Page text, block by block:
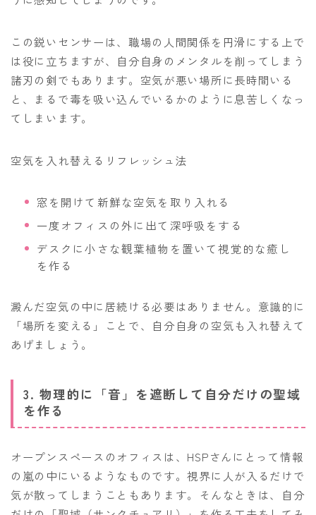
この鋭いセンサーは、職場の人間関係を円滑にする上で
は役に立ちますが、自分自身のメンタルを削ってしまう
諸刃の剣でもあります。空気が悪い場所に長時間いる
と、まるで毒を吸い込んでいるかのように息苦しくなっ
てしまいます。
空気を入れ替えるリフレッシュ法
窓を開けて新鮮な空気を取り入れる
一度オフィスの外に出て深呼吸をする
デスクに小さな観葉植物を置いて視覚的な癒し
を作る
澱んだ空気の中に居続ける必要はありません。意識的に
「場所を変える」ことで、自分自身の空気も入れ替えて
あげましょう。
3. 物理的に「音」を遮断して自分だけの聖域
を作る
オープンスペースのオフィスは、HSPさんにとって情報
の嵐の中にいるようなものです。視界に人が入るだけで
気が散ってしまうこともあります。そんなときは、自分